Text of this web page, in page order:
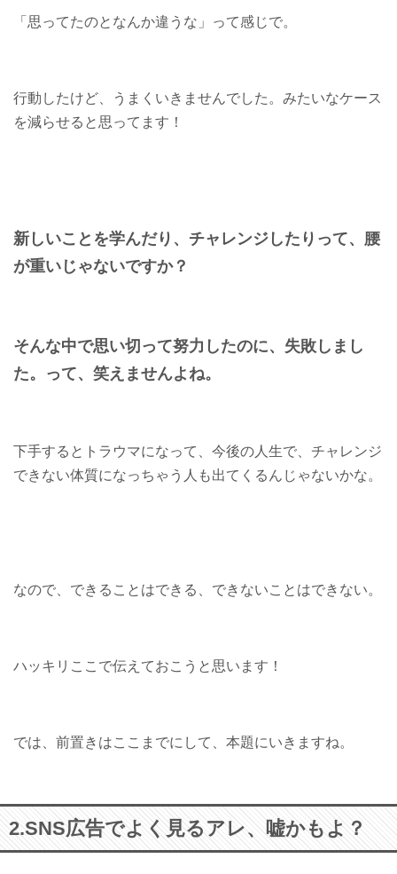
「思ってたのとなんか違うな」って感じで。
行動したけど、うまくいきませんでした。みたいなケース
を減らせると思ってます！
新しいことを学んだり、チャレンジしたりって、腰
が重いじゃないですか？
そんな中で思い切って努力したのに、失敗しまし
た。って、笑えませんよね。
下手するとトラウマになって、今後の人生で、チャレンジ
できない体質になっちゃう人も出てくるんじゃないかな。
なので、できることはできる、できないことはできない。
ハッキリここで伝えておこうと思います！
では、前置きはここまでにして、本題にいきますね。
2.SNS広告でよく見るアレ、嘘かもよ？